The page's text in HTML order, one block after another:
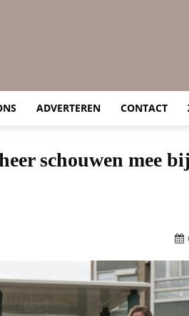
ADVERTEREN CONTACT
schouwen mee bij